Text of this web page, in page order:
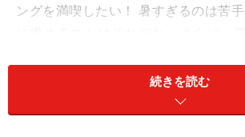
ングを満喫したい！ 暑すぎるのは苦
い！ そんな旅の目的に合わせたベスト
続きを読む